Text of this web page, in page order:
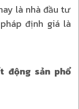
là nhà đầu tư
định giá là
động sản phổ